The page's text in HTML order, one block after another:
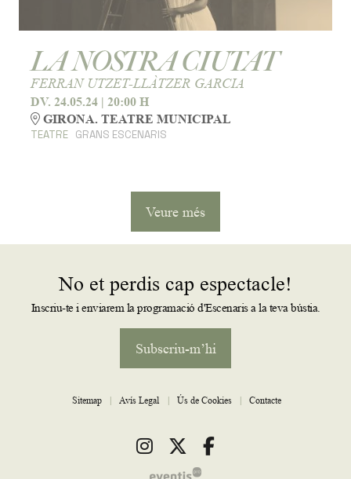
LA NOSTRA CIUTAT
FERRAN UTZET-LLÀTZER GARCIA
DV. 24.05.24 | 20:00 H
GIRONA. TEATRE MUNICIPAL
TEATRE GRANS ESCENARIS
Veure més
No et perdis cap espectacle!
Inscriu-te i enviarem la programació d'Escenaris a la teva bústia.
Subscriu-m’hi
Sitemap | Avís Legal | Ús de Cookies | Contacte
Link a instagram
Link a twitter
Link a facebook